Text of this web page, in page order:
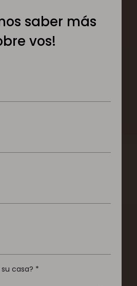
saber más
vos!
casa? *